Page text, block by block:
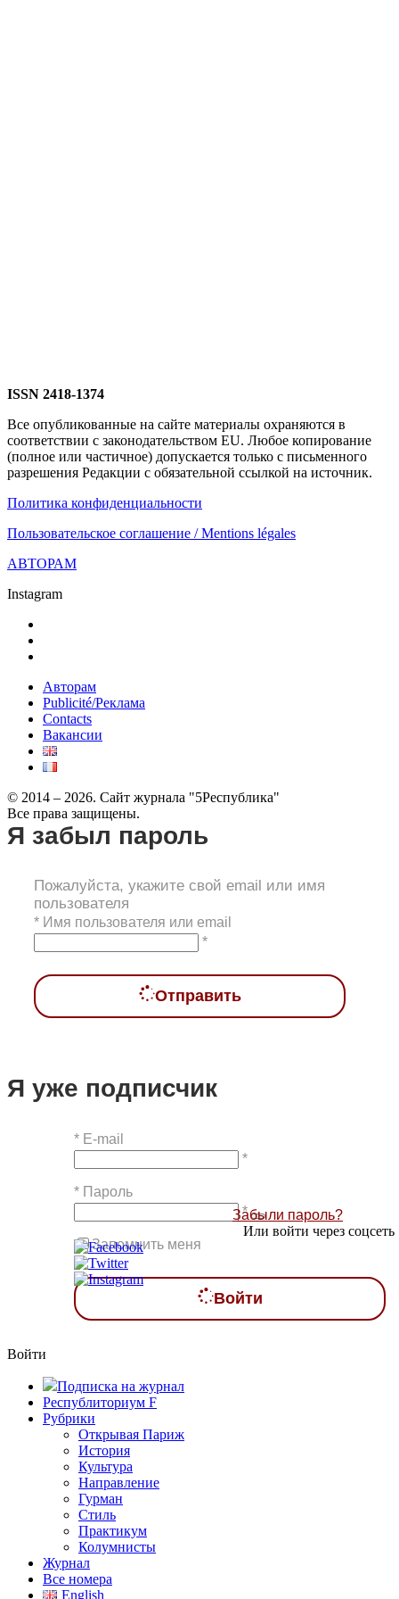
ISSN 2418-1374
Все опубликованные на сайте материалы охраняются в
соответствии с законодательством EU. Любое копирование
(полное или частичное) допускается только с письменного
разрешения Редакции с обязательной ссылкой на источник.
Политика конфиденциальности
Пользовательское соглашение / Mentions légales
АВТОРАМ
Instagram
Авторам
Publicité/Реклама
Contacts
Вакансии
© 2014 – 2026. Сайт журнала "5Республика"
Все права защищены.
Я забыл пароль
Пожалуйста, укажите свой email или имя
пользователя
* Имя пользователя или email
*
Отправить
Я уже подписчик
* E-mail
*
* Пароль
*
Запомнить меня
Войти
Забыли пароль?
Или войти через соцсеть
Войти
Подписка на журнал
Республиториум F
Рубрики
Открывая Париж
История
Культура
Направление
Гурман
Стиль
Практикум
Колумнисты
Журнал
Все номера
English